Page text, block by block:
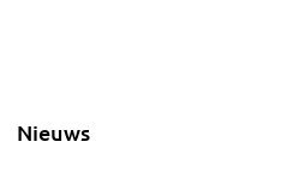
Nieuws